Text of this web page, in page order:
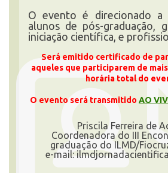
O evento é direcionado a
alunos de pós-graduação,
iniciação científica, e
Será emitido certificado de
aqueles que participarem de
horária total do
O evento será transmitido AO
Priscila Ferreira de
Coordenadora do III
graduação do ILMD/
e-mail: